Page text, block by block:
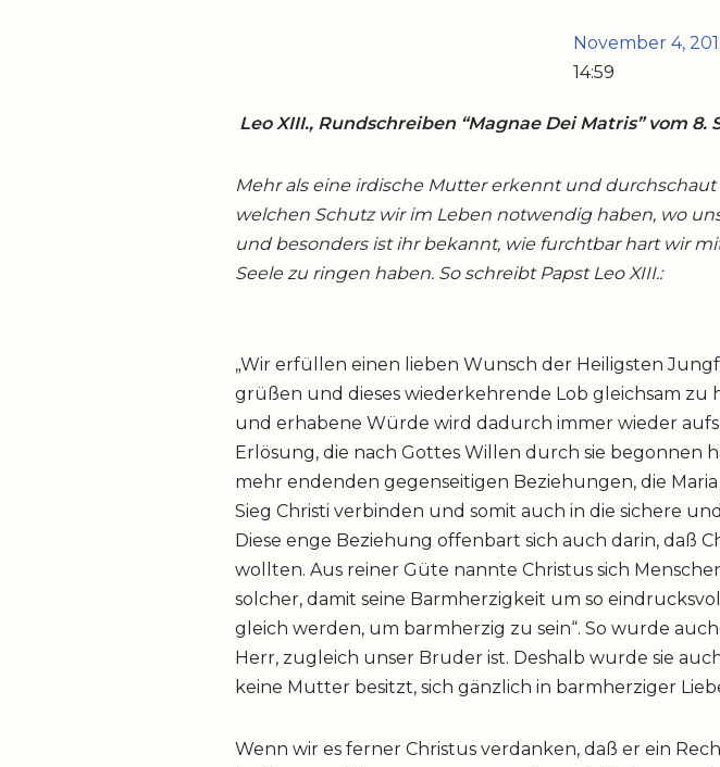
November 4,
14:59
Leo XIII., Rundschreiben “Magnae Dei Matris” vom 8.
Mehr als eine irdische Mutter erkennt und
welchen Schutz wir im Leben notwendig haben, wo
und besonders ist ihr bekannt, wie furchtbar hart wir
Seele zu ringen haben. So schreibt Papst Leo XIII.:
„Wir erfüllen einen lieben Wunsch der Heiligsten
grüßen und dieses wiederkehrende Lob gleichsam
und erhabene Würde wird dadurch immer wieder
Erlösung, die nach Gottes Willen durch sie
mehr endenden gegenseitigen Beziehungen, die
Sieg Christi verbinden und somit auch in die sichere
Diese enge Beziehung offenbart sich auch darin, daß
wollten. Aus reiner Güte nannte Christus sich
solcher, damit seine Barmherzigkeit um so
gleich werden, um barmherzig zu sein“. So wurde
Herr, zugleich unser Bruder ist. Deshalb wurde sie
keine Mutter besitzt, sich gänzlich in barmherziger
Wenn wir es ferner Christus verdanken, daß er ein